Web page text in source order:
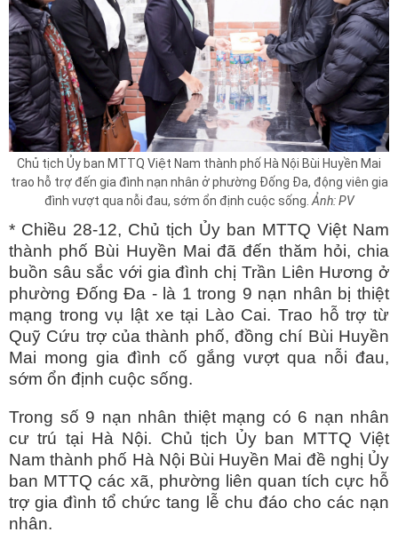
Chủ tịch Ủy ban MTTQ Việt Nam thành phố Hà Nội Bùi Huyền Mai
trao hỗ trợ đến gia đình nạn nhân ở phường Đống Đa, động viên gia
đình vượt qua nỗi đau, sớm ổn định cuộc sống.Ảnh: PV
* Chiều 28-12, Chủ tịch Ủy ban MTTQ Việt Nam
thành phố Bùi Huyền Mai đã đến thăm hỏi, chia
buồn sâu sắc với gia đình chị Trần Liên Hương ở
phường Đống Đa - là 1 trong 9 nạn nhân bị thiệt
mạng trong vụ lật xe tại Lào Cai. Trao hỗ trợ từ
Quỹ Cứu trợ của thành phố, đồng chí Bùi Huyền
Mai mong gia đình cố gắng vượt qua nỗi đau,
sớm ổn định cuộc sống.
Trong số 9 nạn nhân thiệt mạng có 6 nạn nhân
cư trú tại Hà Nội. Chủ tịch Ủy ban MTTQ Việt
Nam thành phố Hà Nội Bùi Huyền Mai đề nghị Ủy
ban MTTQ các xã, phường liên quan tích cực hỗ
trợ gia đình tổ chức tang lễ chu đáo cho các nạn
nhân.